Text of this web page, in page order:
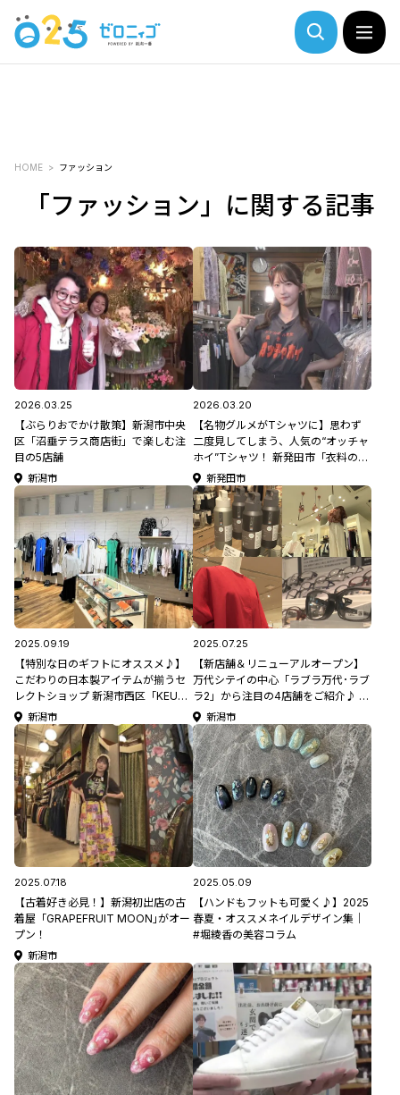
HOME ファッション
「ファッション」に関する記事
2026.03.25
【ぶらりおでかけ散策】新潟市中央
区「沼垂テラス商店街」で楽しむ注
目の5店舗
新潟市
2026.03.20
【名物グルメがTシャツに】思わず
二度見してしまう、人気の“オッチャ
ホイ”Tシャツ！ 新発田市「衣料ので
と」新発田市
2025.09.19
【特別な日のギフトにオススメ♪】
こだわりの日本製アイテムが揃うセ
レクトショップ 新潟市西区「KEUNA
新潟西店」
新潟市
2025.07.25
【新店舗＆リニューアルオープン】
万代シテイの中心「ラブラ万代･ラブ
ラ2」から注目の4店舗をご紹介♪ #
新潟県初出店
新潟市
2025.07.18
【古着好き必見！】新潟初出店の古
着屋「GRAPEFRUIT MOON｣がオー
プン！
新潟市
2025.05.09
【ハンドもフットも可愛く♪】2025
春夏・オススメネイルデザイン集｜
#堀綾香の美容コラム